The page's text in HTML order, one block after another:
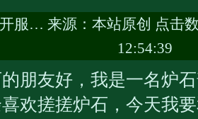
服… 来源：本站原创 点击
12:54:39
友好，我是一名炉石
欢搓搓炉石，今天我